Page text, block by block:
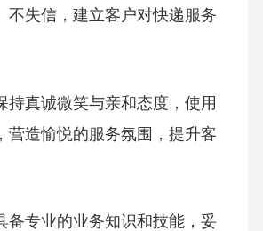
不失信，建立客户对快递服务
持真诚微笑与亲和态度，使用
营造愉悦的服务氛围，提升客
备专业的业务知识和技能，妥